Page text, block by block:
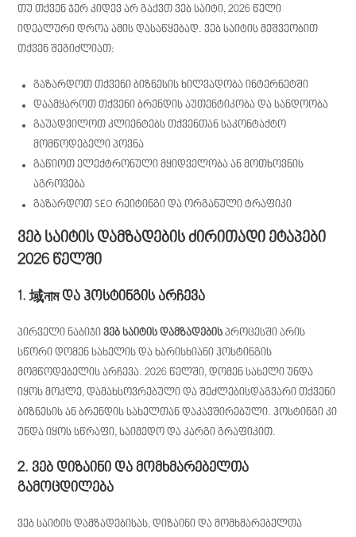
თუ თქვენ ჯერ კიდევ არ გაქვთ ვებ საიტი, 2026 წელი
იდეალური დროა ამის დასაწყებად. ვებ საიტის მეშვეობით
თქვენ შეგიძლიათ:
გაზარდოთ თქვენი ბიზნესის ხილვადობა ინტერნეტში
დაამყაროთ თქვენი ბრენდის აუთენტიკობა და სანდოობა
გაუადვილოთ კლიენტებს თქვენთან საკონტაქტო
მომწოდებელი პოვნა
გაწიოთ ელექტრონული მყიდველობა ან მოთხოვნის
აგროვება
გაზარდოთ SEO რეიტინგი და ორგანული ტრაფიკი
ვებ საიტის დამზადების ძირითადი ეტაპები
2026 წელში
1. 域নাম და ჰოსტინგის არჩევა
პირველი ნაბიჯივებ საიტის დამზადების პროცესში არის
სწორი დომენ სახელის და ხარისხიანი ჰოსტინგის
მომწოდებელის არჩევა. 2026 წელში, დომენ სახელი უნდა
იყოს მოკლე, დამახსოვრებული და შეძლებისდაგვარი თქვენი
ბიზნესის ან ბრენდის სახელთან დაკავშირებული. ჰოსტინგი კი
უნდა იყოს სწრაფი, საიმედო და კარგი გრაფიკით.
2. ვებ დიზაინი და მომხმარებელთა
გამოცდილება
ვებ საიტის დამზადებისას, დიზაინი და მომხმარებელთა